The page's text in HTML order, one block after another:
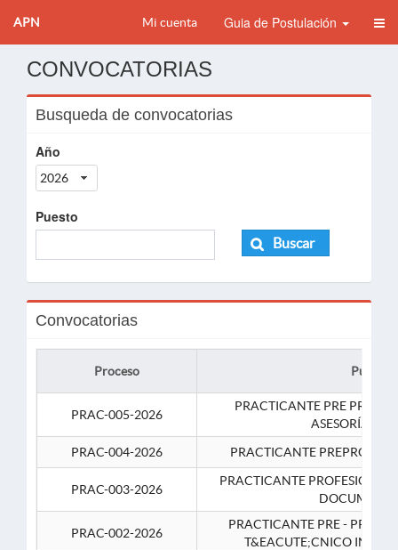
APN Mi cuenta Guia de Postulación
CONVOCATORIAS
Busqueda de convocatorias
Año
2026
Puesto
Buscar
Convocatorias
Proceso Puesto
PRAC-005-2026
PRACTICANTE PRE
ASESORÍA
PRAC-004-2026
PRACTICANTE
PRAC-003-2026
PRACTICANTE
PRAC-002-2026
PRACTICANTE PRE -
T&EACUTE;CNICO